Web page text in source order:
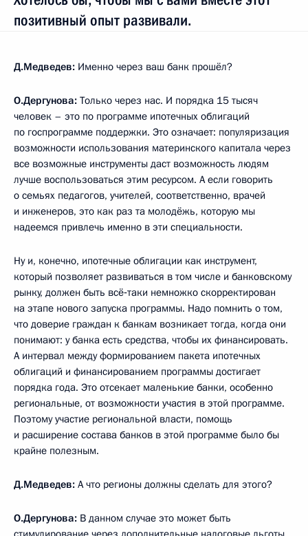
позитивный опыт развивали.
Д.Медведев: Именно через ваш банк прошёл?
О.Дергунова: Только через нас. И порядка 15 тысяч
человек – это по программе ипотечных облигаций
по госпрограмме поддержки. Это означает: популяризация
возможности использования материнского капитала через
все возможные инструменты даст возможность людям
лучше воспользоваться этим ресурсом. А если говорить
о семьях педагогов, учителей, соответственно, врачей
и инженеров, это как раз та молодёжь, которую мы
надеемся привлечь именно в эти специальности.
Ну и, конечно, ипотечные облигации как инструмент,
который позволяет развиваться в том числе и банковскому
рынку, должен быть всё‑таки немножко скорректирован
на этапе нового запуска программы. Надо помнить о том,
что доверие граждан к банкам возникает тогда, когда они
понимают: у банка есть средства, чтобы их финансировать.
А интервал между формированием пакета ипотечных
облигаций и финансированием программы достигает
порядка года. Это отсекает маленькие банки, особенно
региональные, от возможности участия в этой программе.
Поэтому участие региональной власти, помощь
и расширение состава банков в этой программе было бы
крайне полезным.
Д.Медведев: А что регионы должны сделать для этого?
О.Дергунова: В данном случае это может быть